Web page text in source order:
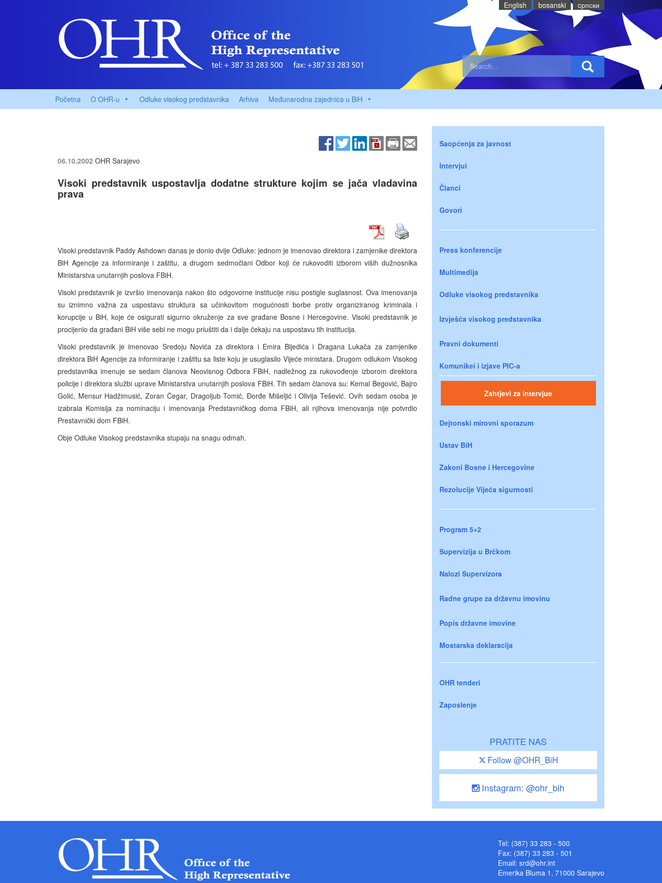
English bosanski cрпски
Početna O OHR-u Odluke visokog predstavnika Arhiva Međunarodna zajednica u BiH
06.10.2002 OHR Sarajevo
Visoki predstavnik uspostavlja dodatne strukture kojim se jača vladavina
prava
Visoki predstavnik Paddy Ashdown danas je donio dvije Odluke: jednom je imenovao direktora i zamjenike direktora
BiH Agencije za informiranje i zaštitu, a drugom sedmočlani Odbor koji će rukovoditi izborom viših dužnosnika
Ministarstva unutarnjih poslova FBiH.
Visoki predstavnik je izvršio imenovanja nakon što odgovorne institucije nisu postigle suglasnost. Ova imenovanja
su iznimno važna za uspostavu struktura sa učinkovitom mogućnosti borbe protiv organiziranog kriminala i
korupcije u BiH, koje će osigurati sigurno okruženje za sve građane Bosne i Hercegovine. Visoki predstavnik je
procijenio da građani BiH više sebi ne mogu priuštiti da i dalje čekaju na uspostavu tih institucija.
Visoki predstavnik je imenovao Sredoju Novića za direktora i Emira Bijedića i Dragana Lukača za zamjenike
direktora BiH Agencije za informiranje i zaštitu sa liste koju je usuglasilo Vijeće ministara. Drugom odlukom Visokog
predstavnika imenuje se sedam članova Neovisnog Odbora FBiH, nadležnog za rukovođenje izborom direktora
policije i direktora službi uprave Ministarstva unutarnjih poslova FBiH. Tih sedam članova su: Kemal Begović, Bajro
Golić, Mensur Hadžimusić, Zoran Čegar, Dragoljub Tomić, Đorđe Mišeljić i Olivija Tešević. Ovih sedam osoba je
izabrala Komisija za nominaciju i imenovanja Predstavničkog doma FBiH, ali njihova imenovanja nije potvrdio
Prestavnički dom FBiH.
Obje Odluke Visokog predstavnika stupaju na snagu odmah.
Saopćenja za javnost
Intervjui
Članci
Govori
Press konferencije
Multimedija
Odluke visokog predstavnika
Izvješća visokog predstavnika
Pravni dokumenti
Komunikei i izjave PIC-a
Zahtjevi za intervjue
Dejtonski mirovni sporazum
Ustav BiH
Zakoni Bosne i Hercegovine
Rezolucije Vijeća sigurnosti
Program 5+2
Supervizija u Brčkom
Nalozi Supervizora
Radne grupe za državnu imovinu
Popis državne imovine
Mostarska deklaracija
OHR tenderi
Zaposlenje
PRATITE NAS
Follow @OHR_BiH
Instagram: @ohr_bih
Tel: (387) 33 283 - 500
Fax: (387) 33 283 - 501
Email: srd@ohr.int
Emerika Bluma 1, 71000 Sarajevo